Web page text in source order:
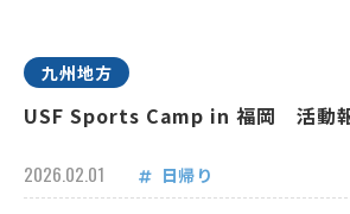
九州地方
USF Sports Camp in 福岡 活動
2026.02.01 日帰り